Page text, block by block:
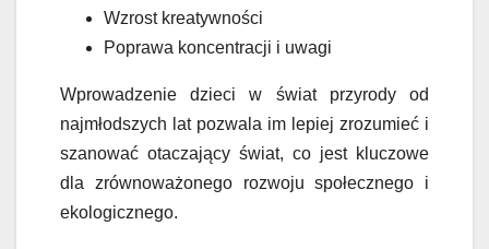
Wzrost kreatywności
Poprawa koncentracji i uwagi
Wprowadzenie dzieci w świat przyrody od
najmłodszych lat pozwala im lepiej zrozumieć i
szanować otaczający świat, co jest kluczowe
dla zrównoważonego rozwoju społecznego i
ekologicznego.